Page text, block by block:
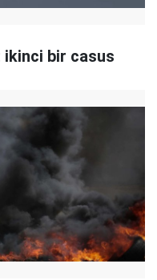
ikinci bir casus